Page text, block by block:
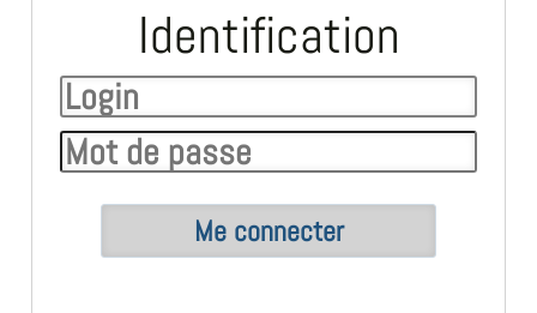
Identification